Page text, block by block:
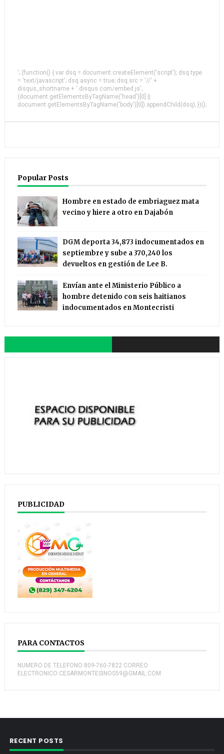
'; (function() { var dsq = document.createElement('script'); dsq.type
= 'text/javascript'; dsq.async = true; dsq.src = '//' +
disqus_shortname + '.disqus.com/embed.js';
(document.getElementsByTagName('head')[0] ||
document.getElementsByTagName('body')[0]).appendChild(dsq); })();
Popular Posts
Hombre en estado de embriaguez mata
vecino y hiere a otro en Dajabón
DGM deporta 34,873 indocumentados en
septiembre y sube a 370,240 los
devueltos en gestión de Lee B.
Envían ante el Ministerio Público a
hombre detenido con seis haitianos
indocumentados en Montecristi
PUBLICIDAD
PARA CONTACTOS
NUMERO DE TELEFONO:809-760-7822 CORREO
ELECTRONICO:CESARMONTESINOS59@GMAIL.COM
RECENT POSTS